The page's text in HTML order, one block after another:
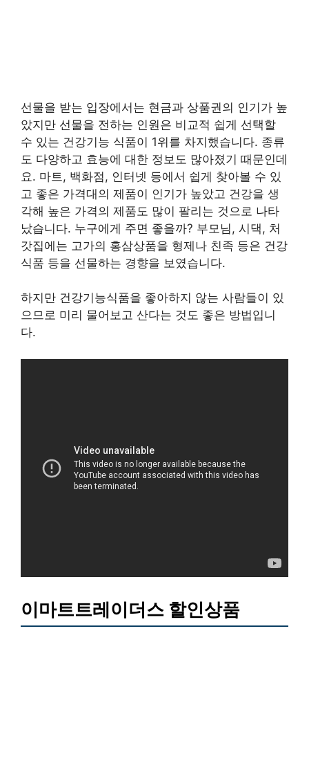
선물을 받는 입장에서는 현금과 상품권의 인기가 높
았지만 선물을 전하는 인원은 비교적 쉽게 선택할
수 있는 건강기능 식품이 1위를 차지했습니다. 종류
도 다양하고 효능에 대한 정보도 많아졌기 때문인데
요. 마트, 백화점, 인터넷 등에서 쉽게 찾아볼 수 있
고 좋은 가격대의 제품이 인기가 높았고 건강을 생
각해 높은 가격의 제품도 많이 팔리는 것으로 나타
났습니다. 누구에게 주면 좋을까? 부모님, 시댁, 처
갓집에는 고가의 홍삼상품을 형제나 친족 등은 건강
식품 등을 선물하는 경향을 보였습니다.
하지만 건강기능식품을 좋아하지 않는 사람들이 있
으므로 미리 물어보고 산다는 것도 좋은 방법입니
다.
이마트트레이더스 할인상품